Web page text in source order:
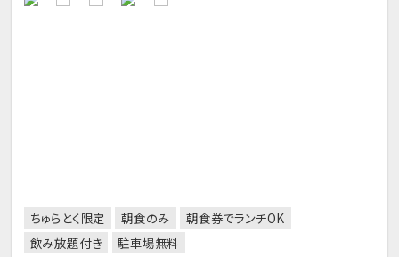
ちゅらとく限定 朝食のみ
朝食券でランチOK
飲み放題付き
駐車場無料